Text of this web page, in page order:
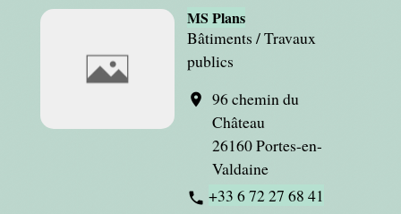
MS Plans
Bâtiments / Travaux
publics
location_on 96 chemin du
Château
26160 Portes-en-
Valdaine
phone +33 6 72 27 68 41